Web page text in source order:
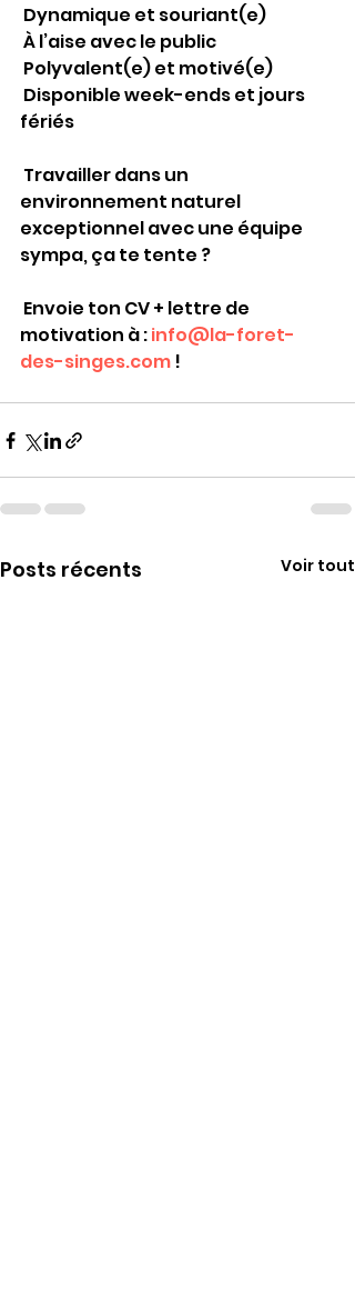
Dynamique et souriant(e)
À l’aise avec le public
Polyvalent(e) et motivé(e)
Disponible week-ends et jours
fériés
Travailler dans un
environnement naturel
exceptionnel avec une équipe
sympa, ça te tente ?
Envoie ton CV + lettre de
motivation à : info@la-foret-
des-singes.com !
Posts récents Voir tout